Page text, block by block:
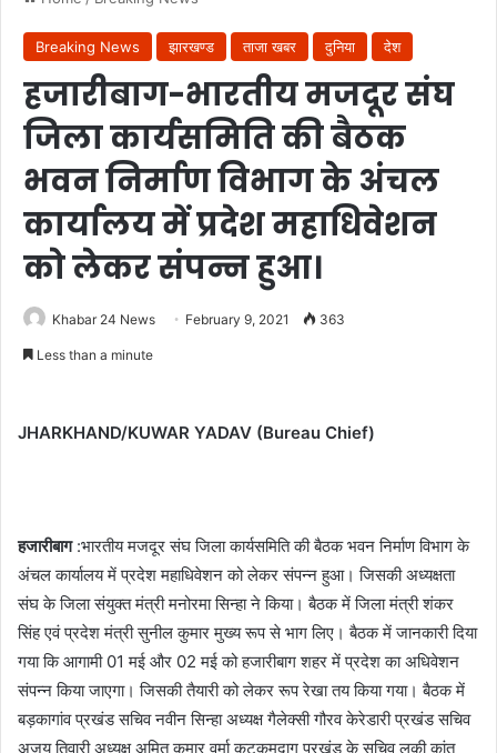
Breaking News झारखण्ड ताजा खबर दुनिया देश
हजारीबाग-भारतीय मजदूर संघ
जिला कार्यसमिति की बैठक
भवन निर्माण विभाग के अंचल
कार्यालय में प्रदेश महाधिवेशन
को लेकर संपन्न हुआ।
Khabar 24 News February 9, 2021 363
Less than a minute
JHARKHAND/KUWAR YADAV (Bureau Chief)
हजारीबाग:भारतीय मजदूर संघ जिला कार्यसमिति की बैठक भवन निर्माण विभाग के
अंचल कार्यालय में प्रदेश महाधिवेशन को लेकर संपन्न हुआ। जिसकी अध्यक्षता
संघ के जिला संयुक्त मंत्री मनोरमा सिन्हा ने किया। बैठक में जिला मंत्री शंकर
सिंह एवं प्रदेश मंत्री सुनील कुमार मुख्य रूप से भाग लिए। बैठक में जानकारी दिया
गया कि आगामी 01 मई और 02 मई को हजारीबाग शहर में प्रदेश का अधिवेशन
संपन्न किया जाएगा। जिसकी तैयारी को लेकर रूप रेखा तय किया गया। बैठक में
बड़कागांव प्रखंड सचिव नवीन सिन्हा अध्यक्ष गैलेक्सी गौरव केरेडारी प्रखंड सचिव
अजय तिवारी अध्यक्ष अमित कुमार वर्मा कटकमदाग प्रखंड के सचिव लकी कांत